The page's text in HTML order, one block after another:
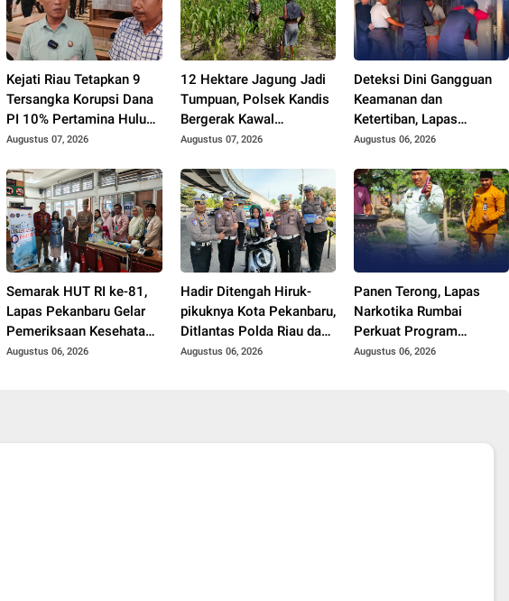
Kejati Riau Tetapkan 9
Tersangka Korupsi Dana
PI 10% Pertamina Hulu
Rokan
Augustus 07, 2026
12 Hektare Jagung Jadi
Tumpuan, Polsek Kandis
Bergerak Kawal
Swasembada Pangan
Augustus 07, 2026
Deteksi Dini Gangguan
Keamanan dan
Ketertiban, Lapas
Narkotika Rumbai Gelar
Augustus 06, 2026
Semarak HUT RI ke-81,
Lapas Pekanbaru Gelar
Pemeriksaan Kesehatan
Gratis untuk Warga
Augustus 06, 2026
Hadir Ditengah Hiruk-
pikuknya Kota Pekanbaru,
Ditlantas Polda Riau dan
Polantas KARIB Kobarkan
Augustus 06, 2026
Panen Terong, Lapas
Narkotika Rumbai
Perkuat Program
Ketahanan Pangan
Augustus 06, 2026